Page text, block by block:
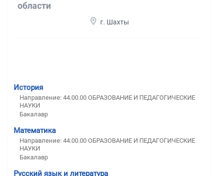
области
г. Шахты
История
Направление: 44.00.00 ОБРАЗОВАНИЕ И ПЕДАГОГИЧЕСКИЕ
НАУКИ
Бакалавр
Математика
Направление: 44.00.00 ОБРАЗОВАНИЕ И ПЕДАГОГИЧЕСКИЕ
НАУКИ
Бакалавр
Русский язык и литература